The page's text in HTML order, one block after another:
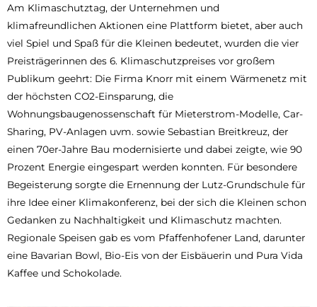
Am Klimaschutztag, der Unternehmen und
klimafreundlichen Aktionen eine Plattform bietet, aber auch
viel Spiel und Spaß für die Kleinen bedeutet, wurden die vier
Preisträgerinnen des 6. Klimaschutzpreises vor großem
Publikum geehrt: Die Firma Knorr mit einem Wärmenetz mit
der höchsten CO2-Einsparung, die
Wohnungsbaugenossenschaft für Mieterstrom-Modelle, Car-
Sharing, PV-Anlagen uvm. sowie Sebastian Breitkreuz, der
einen 70er-Jahre Bau modernisierte und dabei zeigte, wie 90
Prozent Energie eingespart werden konnten. Für besondere
Begeisterung sorgte die Ernennung der Lutz-Grundschule für
ihre Idee einer Klimakonferenz, bei der sich die Kleinen schon
Gedanken zu Nachhaltigkeit und Klimaschutz machten.
Regionale Speisen gab es vom Pfaffenhofener Land, darunter
eine Bavarian Bowl, Bio-Eis von der Eisbäuerin und Pura Vida
Kaffee und Schokolade.